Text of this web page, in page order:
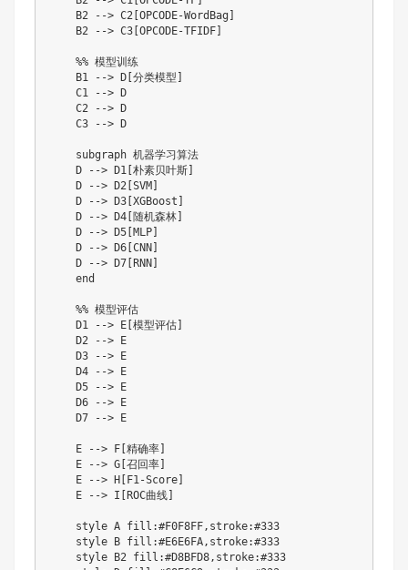
    B2 --> C2[OPCODE-WordBag]
    B2 --> C3[OPCODE-TFIDF]
    %% 模型训练
    B1 --> D[分类模型]
    C1 --> D
    C2 --> D
    C3 --> D
    subgraph 机器学习算法
    D --> D1[朴素贝叶斯]
    D --> D2[SVM]
    D --> D3[XGBoost]
    D --> D4[随机森林]
    D --> D5[MLP]
    D --> D6[CNN]
    D --> D7[RNN]
    end
    %% 模型评估
    D1 --> E[模型评估]
    D2 --> E
    D3 --> E
    D4 --> E
    D5 --> E
    D6 --> E
    D7 --> E
    E --> F[精确率]
    E --> G[召回率]
    E --> H[F1-Score]
    E --> I[ROC曲线]
    style A fill:#F0F8FF,stroke:#333
    style B fill:#E6E6FA,stroke:#333
    style B2 fill:#D8BFD8,stroke:#333